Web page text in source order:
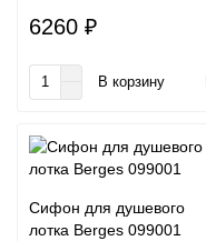
6260 ₽
В корзину
Сифон для душевого
лотка Berges 099001